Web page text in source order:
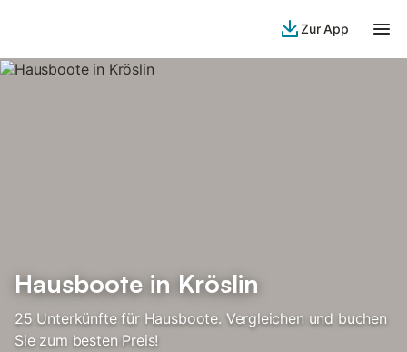
Zur App
Hausboote in Kröslin
25 Unterkünfte für Hausboote. Vergleichen und buchen
Sie zum besten Preis!